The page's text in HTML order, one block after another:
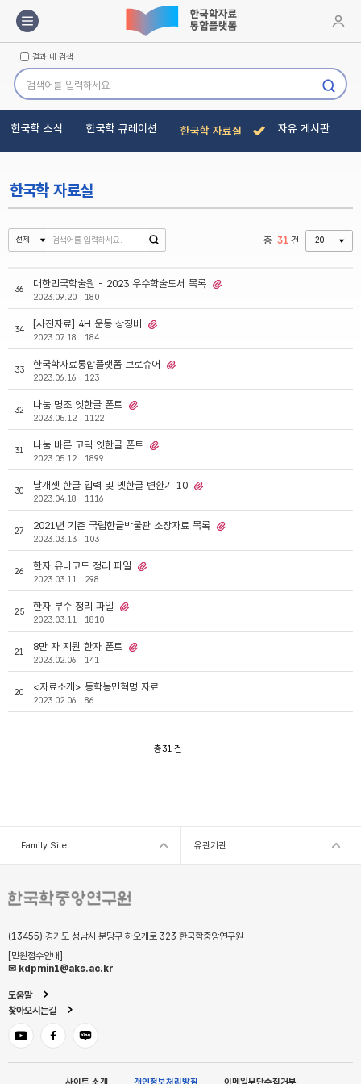
메뉴바 로그인
결과 내 검색
검색하기
한국학 소식 한국학 큐레이션 한국학 자료실 자유 게시판
한국학 자료실
총 31 건
36 대한민국학술원 - 2023 우수학술도서 목록
2023.09.20 180
34 [사진자료] 4H 운동 상징비
2023.07.18 184
33 한국학자료통합플랫폼 브로슈어
2023.06.16 123
32 나눔 명조 옛한글 폰트
2023.05.12 1122
31 나눔 바른 고딕 옛한글 폰트
2023.05.12 1899
30 날개셋 한글 입력 및 옛한글 변환기 10
2023.04.18 1116
27 2021년 기준 국립한글박물관 소장자료 목록
2023.03.13 103
26 한자 유니코드 정리 파일
2023.03.11 298
25 한자 부수 정리 파일
2023.03.11 1810
21 8만 자 지원 한자 폰트
2023.02.06 141
20 <자료소개> 동학농민혁명 자료
2023.02.06 86
총31건
Family Site 유관기관
(13455) 경기도 성남시 분당구 하오개로 323 한국학중앙연구원
[민원접수안내]
✉ kdpmin1@aks.ac.kr
도움말
찾아오시는길
유튜브
페이스북 블로그
사이트 소개 개인정보처리방침 이메일무단수집거부